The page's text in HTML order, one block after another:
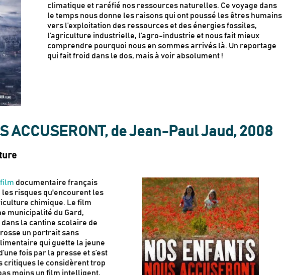
climatique et raréfié nos ressources naturelles. Ce voyage dans
le temps nous donne les raisons qui ont poussé les êtres humains
vers l’exploitation des ressources et des énergies fossiles,
l’agriculture industrielle, l’agro-industrie et nous fait mieux
comprendre pourquoi nous en sommes arrivés là. Un reportage
qui fait froid dans le dos, mais à voir absolument !
ACCUSERONT, de Jean-Paul Jaud, 2008
film documentaire français
risques qu'encourent les
chimique. Le film
municipalité du Gard,
la cantine scolaire de
un portrait sans
qui guette la jeune
fois par la presse et s’est
critiques le considèrent trop
moins un film intelligent,